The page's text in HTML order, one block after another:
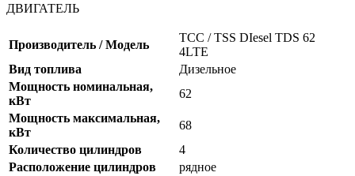
ДВИГАТЕЛЬ
Производитель / Модель
ТСС / TSS DIesel TDS 62
4LTE
Вид топлива
Дизельное
Мощность номинальная,
кВт
62
Мощность максимальная,
кВт
68
Количество цилиндров
4
Расположение цилиндров
рядное